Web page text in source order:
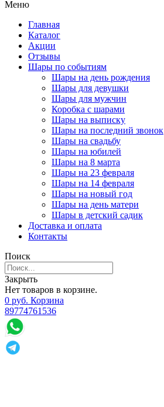
Меню
Главная
Каталог
Акции
Отзывы
Шары по событиям
Шары на день рождения
Шары для девушки
Шары для мужчин
Коробка с шарами
Шары на выписку
Шары на последний звонок
Шары на свадьбу
Шары на юбилей
Шары на 8 марта
Шары на 23 февраля
Шары на 14 февраля
Шары на новый год
Шары на день матери
Шары в детский садик
Доставка и оплата
Контакты
Поиск
Закрыть
Нет товаров в корзине.
0 руб. Корзина
89774761536